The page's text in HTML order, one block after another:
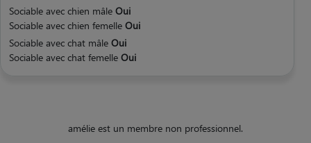
Sociable avec chien mâle Oui
Sociable avec chien femelle Oui
Sociable avec chat mâle Oui
Sociable avec chat femelle Oui
amélie est un membre non professionnel.